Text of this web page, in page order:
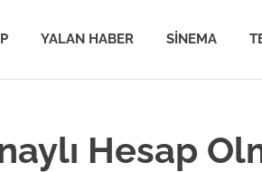
YALAN HABER SINEMA
Hesap